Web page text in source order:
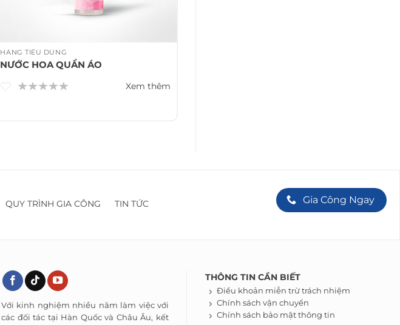
HÀNG TIÊU DÙNG
NƯỚC HOA QUẦN ÁO
Xem thêm
QUY TRÌNH GIA CÔNG TIN TỨC Gia Công Ngay
Với kinh nghiệm nhiều năm làm việc với
các đối tác tại Hàn Quốc và Châu Âu, kết
THÔNG TIN CẦN BIẾT
Điều khoản miễn trừ trách nhiệm
Chính sách vận chuyển
Chính sách bảo mật thông tin